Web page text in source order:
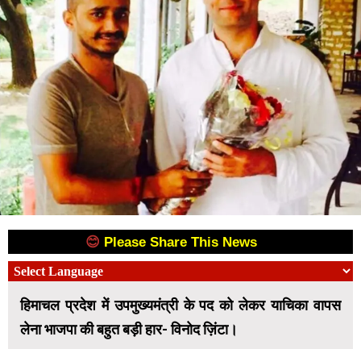
😊 Please Share This News
हिमाचल प्रदेश में उपमुख्यमंत्री के पद को लेकर याचिका वापस
लेना भाजपा की बहुत बड़ी हार- विनोद ज़िंटा।